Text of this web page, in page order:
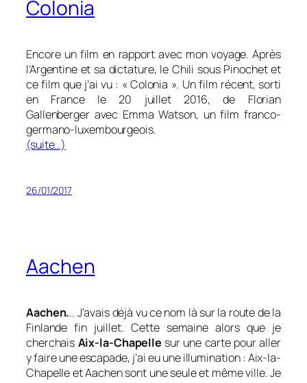
Colonia
Encore un film en rapport avec mon voyage. Après
l’Argentine et sa dictature, le Chili sous Pinochet et
ce film que j’ai vu : « Colonia ». Un film récent, sorti
en France le 20 juillet 2016, de Florian
Gallenberger avec Emma Watson, un film franco-
germano-luxembourgeois.
(suite…)
26/01/2017
Aachen
Aachen... J’avais déjà vu ce nom là sur la route de la
Finlande fin juillet. Cette semaine alors que je
cherchais Aix-la-Chapelle sur une carte pour aller
y faire une escapade, j’ai eu une illumination : Aix-la-
Chapelle et Aachen sont une seule et même ville. Je